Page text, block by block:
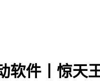
软件丨惊天